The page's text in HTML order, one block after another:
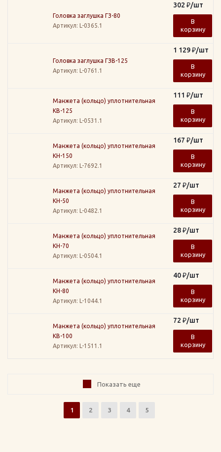
Головка заглушка ГЗ-80
Артикул: L-0365.1
302 ₽/шт
В
корзину
Головка заглушка ГЗВ-125
Артикул: L-0761.1
1 129₽/шт
В
корзину
Манжета (кольцо) уплотнительная
КВ-125
Артикул: L-0531.1
111 ₽/шт
В
корзину
Манжета (кольцо) уплотнительная
КН-150
Артикул: L-7692.1
167 ₽/шт
В
корзину
Манжета (кольцо) уплотнительная
КН-50
Артикул: L-0482.1
27 ₽/шт
В
корзину
Манжета (кольцо) уплотнительная
КН-70
Артикул: L-0504.1
28₽/шт
В
корзину
Манжета (кольцо) уплотнительная
КН-80
Артикул: L-1044.1
40₽/шт
В
корзину
Манжета (кольцо) уплотнительная
КВ-100
Артикул: L-1511.1
72 ₽/шт
В
корзину
Показать еще
1 2 3 4 5